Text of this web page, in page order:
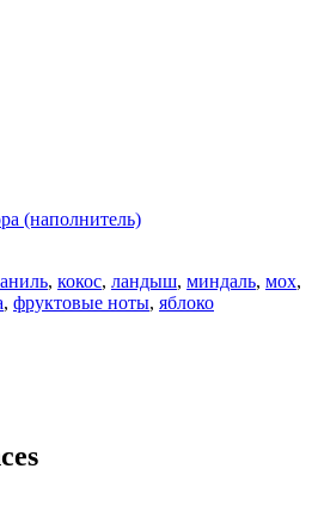
(наполнитель)
, кокос, ландыш, миндаль, мох,
, фруктовые ноты, яблоко